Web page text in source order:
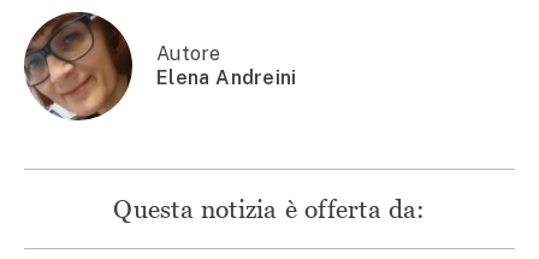
Autore
Elena Andreini
Questa notizia è offerta da: